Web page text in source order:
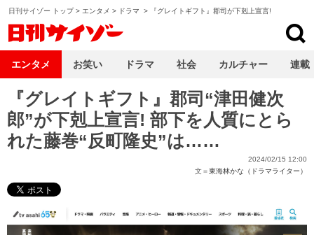
日刊サイゾー トップ> エンタメ > ドラマ > 『グレイトギフト』郡司が下剋上宣言!
『グレイトギフト』郡司“津田健次
郎”が下剋上宣言! 部下を人質にとら
れた藤巻“反町隆史”は……
2024/02/15 12:00
文＝東海林かな（ドラマライター）
エンタメ お笑い ドラマ 社会 カルチャー 連載